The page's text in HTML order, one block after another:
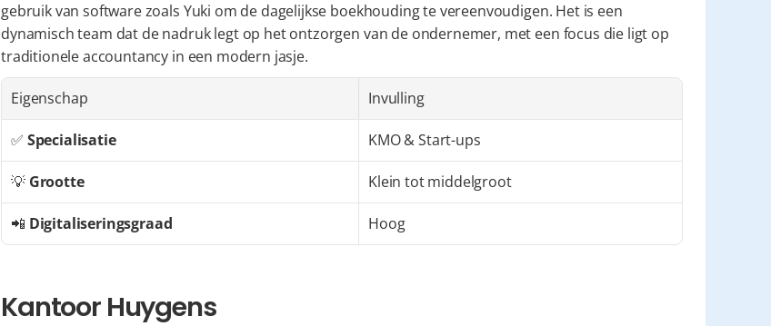
gebruik van software zoals Yuki om de dagelijkse boekhouding te vereenvoudigen. Het is een
dynamisch team dat de nadruk legt op het ontzorgen van de ondernemer, met een focus die ligt op
traditionele accountancy in een modern jasje.
Eigenschap Invulling
✅ Specialisatie KMO & Start-ups
💡 Grootte Klein tot middelgroot
📲 Digitaliseringsgraad Hoog
Kantoor Huygens